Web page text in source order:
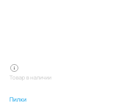
Товар в наличии
Пилки